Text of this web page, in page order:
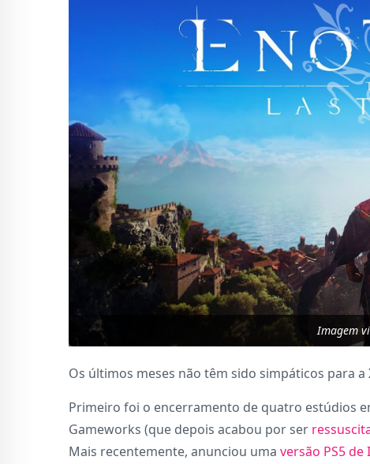
Imagem
Os últimos meses não têm sido simpáticos para a
Primeiro foi o encerramento de quatro estúdios
Gameworks (que depois acabou por ser
Mais recentemente, anunciou uma versão PS5